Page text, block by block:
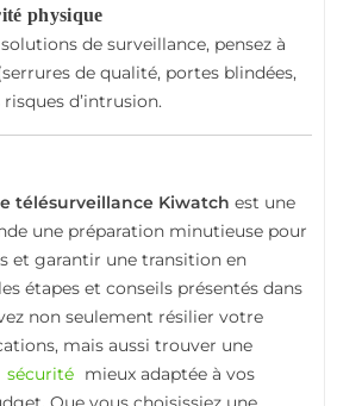
physique
de surveillance, pensez à
de qualité, portes blindées,
d’intrusion.
télésurveillance Kiwatch est une
une préparation minutieuse pour
et garantir une transition en
étapes et conseils présentés dans
non seulement résilier votre
mais aussi trouver une
sécurité mieux adaptée à vos